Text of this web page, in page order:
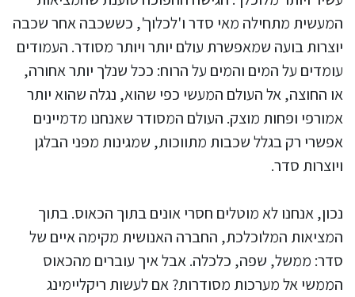
המעשית מתחילה מאי סדר ו'לכלוך', כששכבה אחר שכבה
יוצרות בועה שמאפשרת עולם יותר ויותר מסודר. העמודים
עומדים על המים והמים על הרוח: ככל שנלך יותר אחורה,
או החוצה, אל העולם המעשי כפי שהוא, נגלה שהוא יותר
אמורפי ופחות מוצק. העולם המסודר שאנחנו מדמיינים
אפשרי רק בגלל שכבות מתווכות, שמגינות מפני הבלגן
ויוצרות סדר.
נכון, אנחנו לא מוטלים חסרי אונים בתוך הכאוס. בתוך
המציאות המלוכלכת, החברה האנושית מקימה איים של
סדר: ממשל, שפה, כלכלה. אבל איך עוברים מהכאוס
הממשי אל מערכות מסודרות? אם לעשות ריקליימינג